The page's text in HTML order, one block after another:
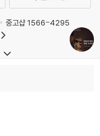
중고샵 1566-4295